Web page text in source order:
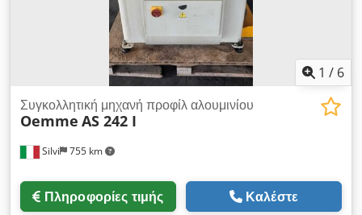
1 / 6
Silvi 755 km
Συγκολλητική μηχανή προφίλ αλουμινίου
Oemme AS 242 I
Πληροφορίες τιμής Καλέστε